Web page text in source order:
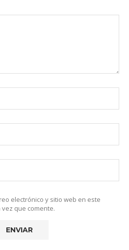
electrónico y sitio web en este
que comente.